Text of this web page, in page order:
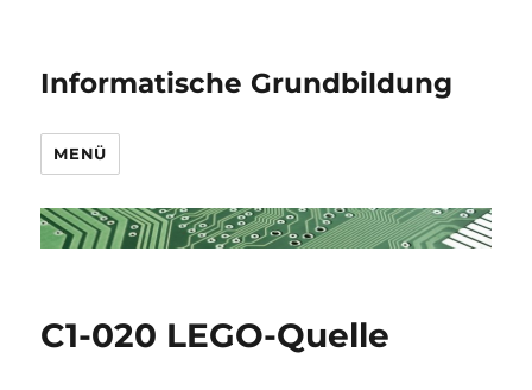
Informatische Grundbildung
MENÜ
C1-020 LEGO-Quelle